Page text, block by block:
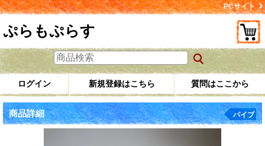
PCサイト
ぷらもぷらす
ログイン 新規登録はこちら 質問はここから
商品詳細 パイプ